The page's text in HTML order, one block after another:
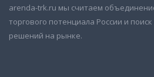
arenda-trk.ru мы считаем
торгового потенциала России и
решений на рынке.